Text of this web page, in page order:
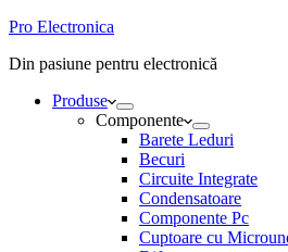
Pro Electronica
Din pasiune pentru electronică
Produse
Componente
Barete Leduri
Becuri
Circuite Integrate
Condensatoare
Componente Pc
Cuptoare cu